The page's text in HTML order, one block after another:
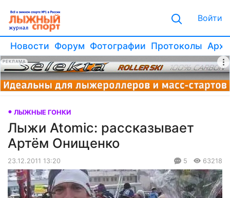
Войти
Новости Форум Фотографии Протоколы
РЕКЛАМА
ЛЫЖНЫЕ ГОНКИ
Лыжи Atomic: рассказывает
Артём Онищенко
23.12.2011 13:20 5 63218